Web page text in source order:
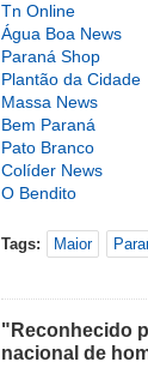
Tn Online
Água Boa News
Paraná Shop
Plantão da Cidade
Massa News
Bem Paraná
Pato Branco
Colíder News
O Bendito
Tags: Maior
"Reconhecido
nacional de